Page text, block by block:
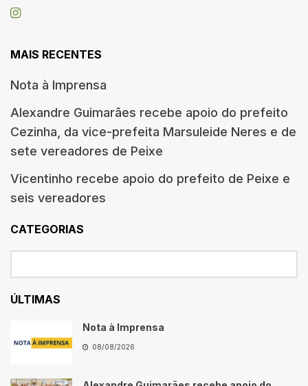
MAIS RECENTES
Nota à Imprensa
Alexandre Guimarães recebe apoio do prefeito
Cezinha, da vice-prefeita Marsuleide Neres e de
sete vereadores de Peixe
Vicentinho recebe apoio do prefeito de Peixe e
seis vereadores
CATEGORIAS
ÚLTIMAS
Nota à Imprensa
08/08/2026